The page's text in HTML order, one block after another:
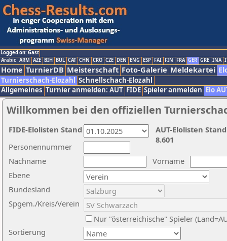
Logged on: Gast
Arabic ARM AZE BIH BUL CAT CHN CRO CZE DEN ENG ESP FAI FIN FRA GER GRE INA
Home TurnierDB Meisterschaft Foto-Galerie Meldekartei
Turnierschach-Elozahl Schnellschach-Elozahl
Allgemeines Turnier anmelden: AUT FIDE Spieler anmelden Elo
Willkommen bei den offiziellen
Nachname
Vorname
Ebene
Sortierung
Personennummer
Bundesland
Spgem./Kreis/Verein
Nur "österreichische" Spieler
AUT-Elolisten
8.601
FIDE-Elolisten Stand